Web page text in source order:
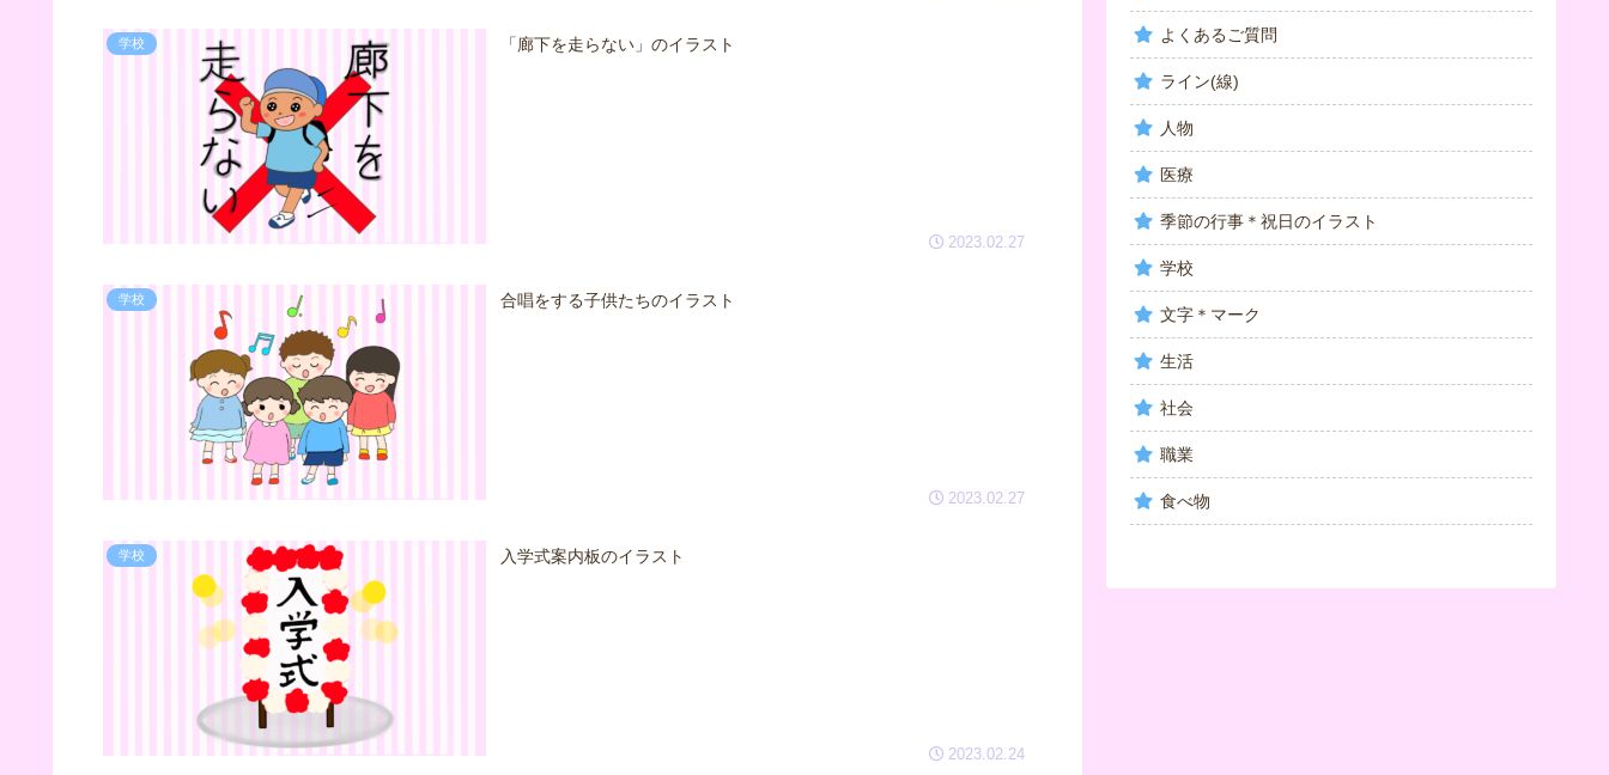
学校 「廊下を走らない」のイラスト
2023.02.27
学校 合唱をする子供たちのイラスト
2023.02.27
学校 入学式案内板のイラスト
2023.02.24
よくあるご質問
ライン(線)
人物
医療
季節の行事＊祝日のイラスト
学校
文字＊マーク
生活
社会
職業
食べ物